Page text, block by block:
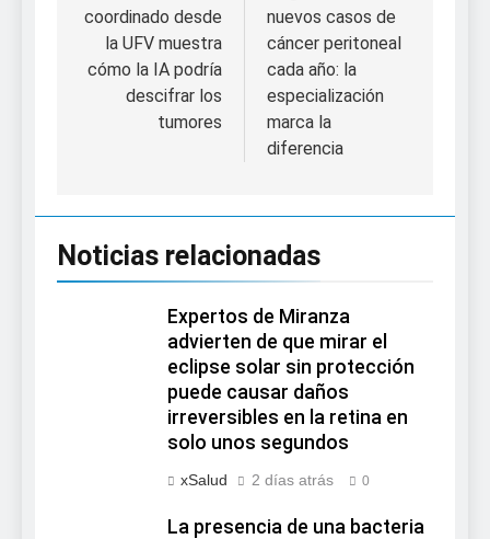
entradas
coordinado desde
la UFV muestra
cómo la IA podría
descifrar los
tumores
nuevos casos de
cáncer peritoneal
cada año: la
especialización
marca la
diferencia
Noticias relacionadas
Expertos de Miranza
advierten de que mirar el
eclipse solar sin protección
puede causar daños
irreversibles en la retina en
solo unos segundos
xSalud 2 días atrás 0
La presencia de una bacteria